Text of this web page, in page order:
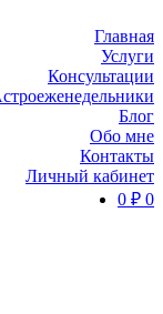
Главная
Услуги
Консультации
Блог
Обо мне
Контакты
Личный кабинет
0 ₽ 0